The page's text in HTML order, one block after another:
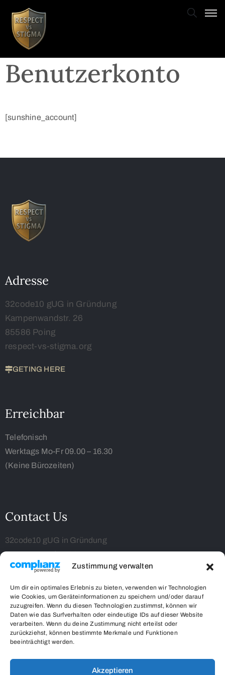
Zustimmung verwalten
Um dir ein optimales Erlebnis zu bieten, verwenden wir Technologien
wie Cookies, um Geräteinformationen zu speichern und/oder darauf
zuzugreifen. Wenn du diesen Technologien zustimmst, können wir
Daten wie das Surfverhalten oder eindeutige IDs auf dieser Website
verarbeiten. Wenn du deine Zustimmung nicht erteilst oder
zurückziehst, können bestimmte Merkmale und Funktionen
beeinträchtigt werden.
Akzeptieren
Benutzerkonto
[sunshine_account]
Adresse
32code10 gUG in Gründung
Kampenwandstr. 26
85586 Poing
respect-vs-stigma.org
GETING HERE
Erreichbar
Telefonisch
Werktags Mo-Fr 09.00 – 16.30
(Keine Bürozeiten)
Contact Us
32code10 gUG in Gründung
Kampenwandstr. 26
85586 Poing
0162/7553520
info@respect-vs-stigma.org